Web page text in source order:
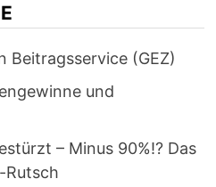
Beitragsservice (GEZ)
und
– Minus 90%!? Das
Rutsch